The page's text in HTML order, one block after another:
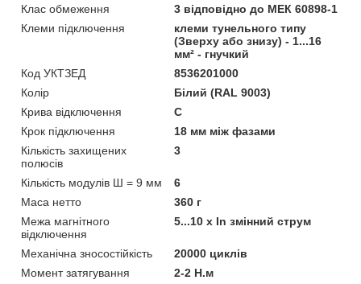
Клас обмеження
3 відповідно до МЕК 60898-1
Клеми підключення
клеми тунельного типу
(Зверху або знизу) - 1...16
мм² - гнучкий
Код УКТЗЕД
8536201000
Колір
Білий (RAL 9003)
Крива відключення
C
Крок підключення
18 мм між фазами
Кількість захищених
полюсів
3
Кількість модулів Ш = 9 мм
6
Маса нетто
360 г
Межа магнітного
відключення
5...10 x In змінний струм
Механічна зносостійкість
20000 циклів
Момент затягування
2-2 Н.м